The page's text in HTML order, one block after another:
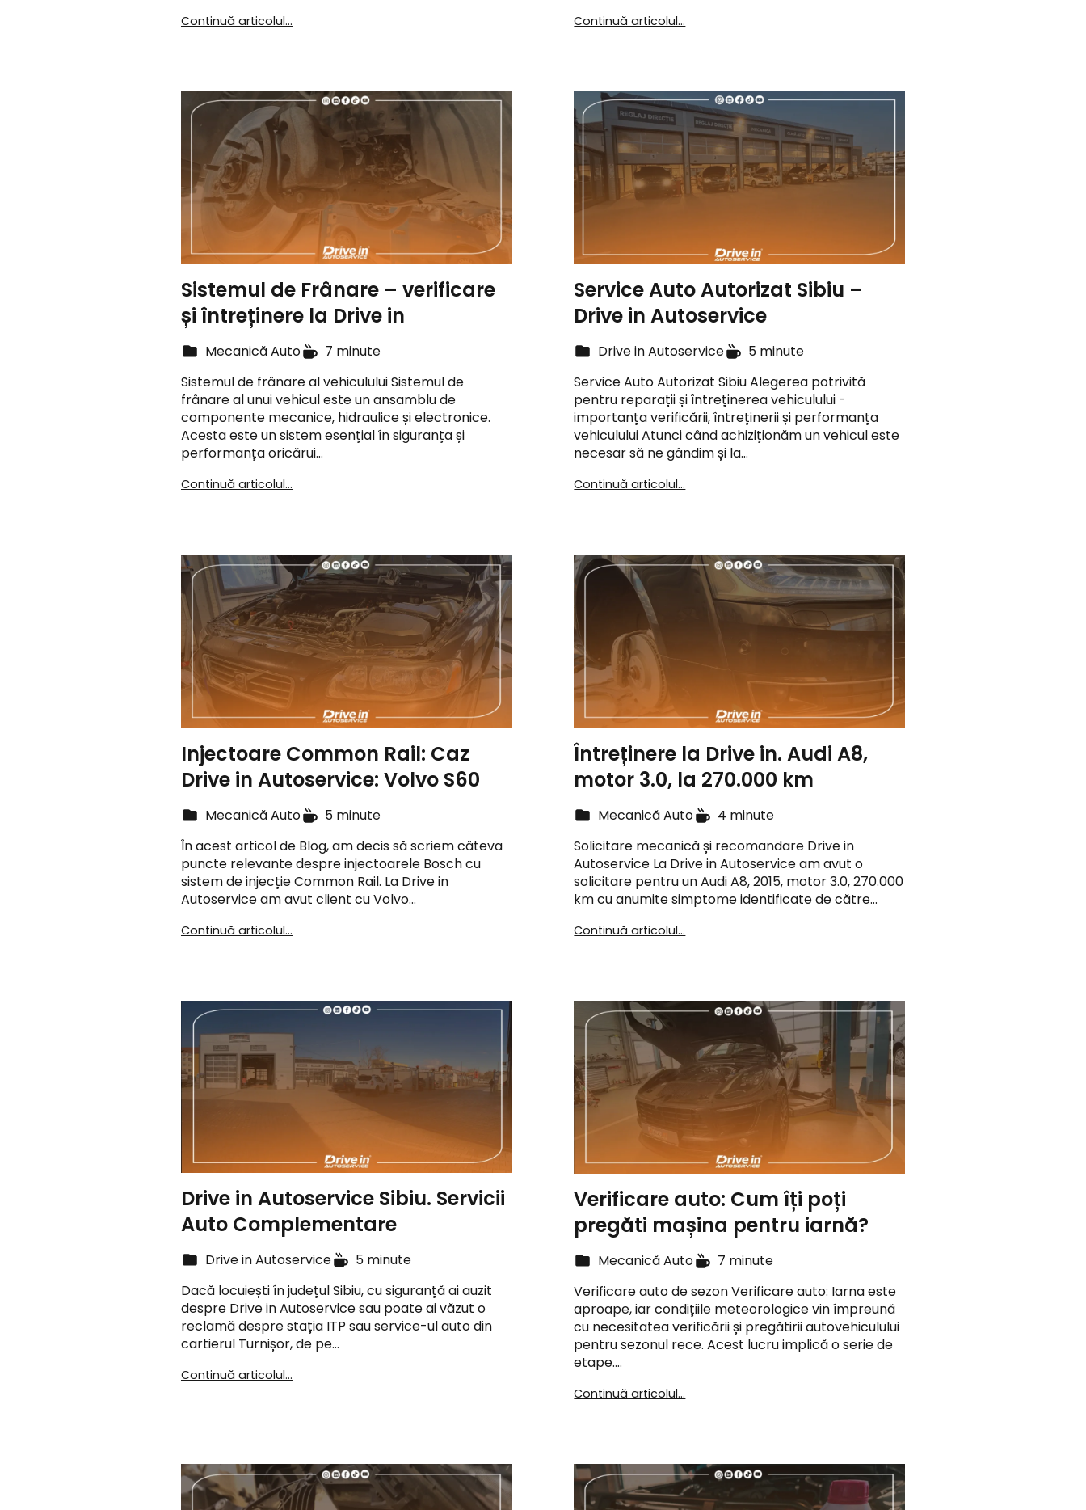
Continuă articolul... Continuă articolul...
Sistemul de Frânare – verificare
și întreținere la Drive in
Mecanică Auto
7 minute
Sistemul de frânare al vehiculului Sistemul de
frânare al unui vehicul este un ansamblu de
componente mecanice, hidraulice și electronice.
Acesta este un sistem esențial în siguranța și
performanța oricărui…
Continuă articolul...
Service Auto Autorizat Sibiu –
Drive in Autoservice
Drive in Autoservice
5 minute
Service Auto Autorizat Sibiu Alegerea potrivită
pentru reparații și întreținerea vehiculului -
importanța verificării, întreținerii și performanța
vehiculului Atunci când achiziționăm un vehicul este
necesar să ne gândim și la…
Continuă articolul...
Injectoare Common Rail: Caz
Drive in Autoservice: Volvo S60
Mecanică Auto
5 minute
În acest articol de Blog, am decis să scriem câteva
puncte relevante despre injectoarele Bosch cu
sistem de injecție Common Rail. La Drive in
Autoservice am avut client cu Volvo…
Continuă articolul...
Întreținere la Drive in. Audi A8,
motor 3.0, la 270.000 km
Mecanică Auto
4 minute
Solicitare mecanică și recomandare Drive in
Autoservice La Drive in Autoservice am avut o
solicitare pentru un Audi A8, 2015, motor 3.0, 270.000
km cu anumite simptome identificate de către…
Continuă articolul...
Drive in Autoservice Sibiu. Servicii
Auto Complementare
Drive in Autoservice
5 minute
Dacă locuiești în județul Sibiu, cu siguranță ai auzit
despre Drive in Autoservice sau poate ai văzut o
reclamă despre stația ITP sau service-ul auto din
cartierul Turnișor, de pe…
Continuă articolul...
Verificare auto: Cum îți poți
pregăti mașina pentru iarnă?
Mecanică Auto
7 minute
Verificare auto de sezon Verificare auto: Iarna este
aproape, iar condițiile meteorologice vin împreună
cu necesitatea verificării și pregătirii autovehiculului
pentru sezonul rece. Acest lucru implică o serie de
etape.…
Continuă articolul...